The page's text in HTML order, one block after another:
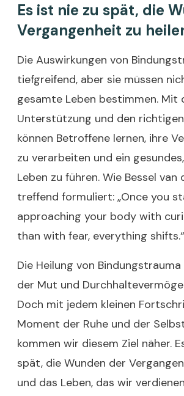
Es ist nie zu spät, die
Vergangenheit zu
Die Auswirkungen von
tiefgreifend, aber sie müssen
gesamte Leben bestimmen. Mit
Unterstützung und den
können Betroffene lernen, ihre
zu verarbeiten und ein
Leben zu führen. Wie Bessel van
treffend formuliert: „Once you
approaching your body with
than with fear, everything shifts.“
Die Heilung von
der Mut und
Doch mit jedem kleinen
Moment der Ruhe und der
kommen wir diesem Ziel näher.
spät, die Wunden der
und das Leben, das wir